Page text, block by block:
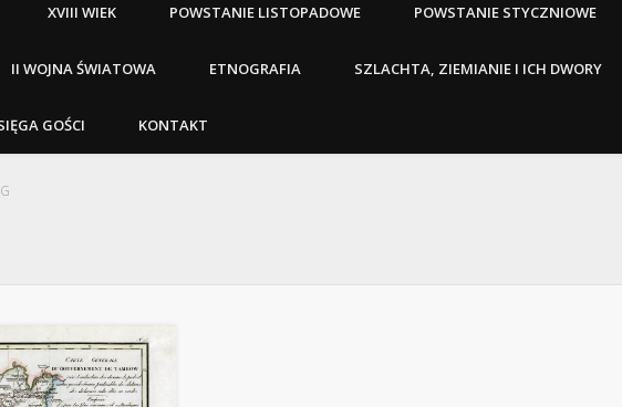
XVIII WIEK POWSTANIE LISTOPADOWE POWSTANIE STYCZNIOWE
II WOJNA ŚWIATOWA ETNOGRAFIA SZLACHTA, ZIEMIANIE I ICH DWORY
GOŚCI KONTAKT